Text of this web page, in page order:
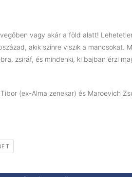
vagy akár a föld alatt!
akik színre viszik a mancsokat.
zsiráf, és mindenki, ki bajban érzi
(ex-Alma zenekar) és Maroevich